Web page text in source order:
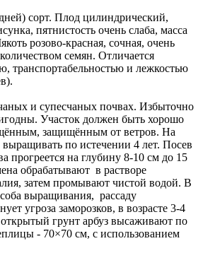
сорт. Плод цилиндрический,
пятнистость очень слаба, масса
розово-красная, сочная, очень
семян. Отличается
транспортабельностью и лежкостью
и супесчаных почвах. Избыточно
Участок должен быть хорошо
защищённым от ветров. На
по истечении 4 лет. Посев
прогреется на глубину 8-10 см до 15
обрабатывают в растворе
затем промывают чистой водой. В
выращивания, рассаду
угроза заморозков, в возрасте 3-4
грунт арбуз высаживают по
- 70×70 см, с использованием